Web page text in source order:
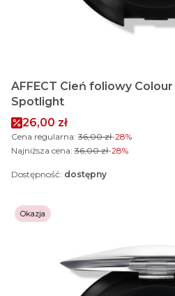
AFFECT Cień foliowy
Spotlight
Cena promocyjna
26,00 zł
Cena regularna: 36,00 zł-28%
Najniższa cena: 36,00 zł-28%
Dostępność: dostępny
Okazja